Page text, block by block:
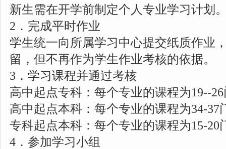
新生需在开学前制定个人专业学习计划
2．完成平时作业
学生统一向所属学习中心提交纸质作业
留，但不再作为学生作业考核的依据。
3．学习课程并通过考核
高中起点专科： 每个专业的课程为19--
高中起点本科： 每个专业的课程为34-37
专科起点本科： 每个专业的课程为15-20
4．参加学习小组